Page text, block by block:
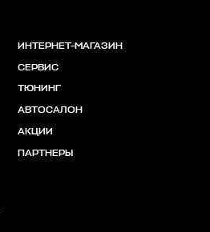
ИНТЕРНЕТ-МАГАЗИН
СЕРВИС
ТЮНИНГ
АВТОСАЛОН
АКЦИИ
ПАРТНЕРЫ